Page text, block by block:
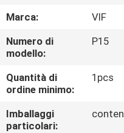
GIRO
DELLA
FABBRICA
CONTROLLO
DI
Marca:
VIF
Numero di
modello:
P15
Quantità di
ordine minimo:
1pcs
Imballaggi
particolari: